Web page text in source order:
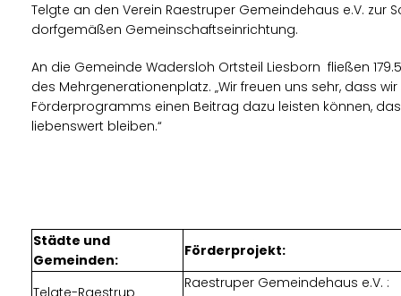
Telgte an den Verein Raestruper Gemeindehaus e.V. zur
dorfgemäßen Gemeinschaftseinrichtung.
An die Gemeinde Wadersloh Ortsteil Liesborn fließen
des Mehrgenerationenplatz. „Wir freuen uns sehr, dass
Förderprogramms einen Beitrag dazu leisten können,
liebenswert bleiben.“
Städte und
Gemeinden:
Förderprojekt:
Telgte-Raestrup
Raestruper Gemeindehaus e.V. :